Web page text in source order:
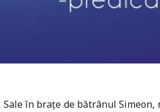
în brațe de bătrânul